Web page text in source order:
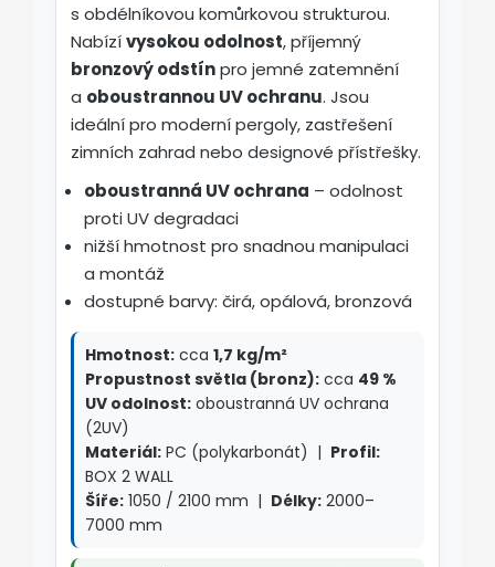
s obdélníkovou komůrkovou strukturou.
Nabízívysokou odolnost, příjemný
bronzový odstínpro jemné zatemnění
a oboustrannou UV ochranu. Jsou
ideální pro moderní pergoly, zastřešení
zimních zahrad nebo designové přístřešky.
oboustranná UV ochrana – odolnost
proti UV degradaci
nižší hmotnost pro snadnou manipulaci
a montáž
dostupné barvy: čirá, opálová, bronzová
Hmotnost: cca 1,7 kg/m²
Propustnost světla (bronz): cca 49 %
UV odolnost: oboustranná UV ochrana
(2UV)
Materiál: PC (polykarbonát) | Profil:
BOX 2 WALL
Šíře: 1050 / 2100 mm | Délky: 2000–
7000 mm